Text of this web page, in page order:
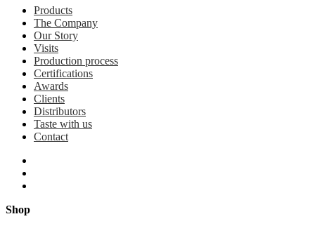
Products
The Company
Our Story
Visits
Production process
Certifications
Awards
Clients
Distributors
Taste with us
Contact
Shop